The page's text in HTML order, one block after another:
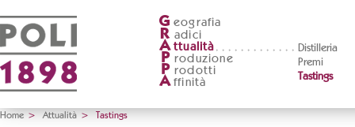
G eografia
R adici
A ttualità
Distilleria
Premi
Tastings
P roduzione
P rodotti
A ffinità
Home > Attualità > Tastings